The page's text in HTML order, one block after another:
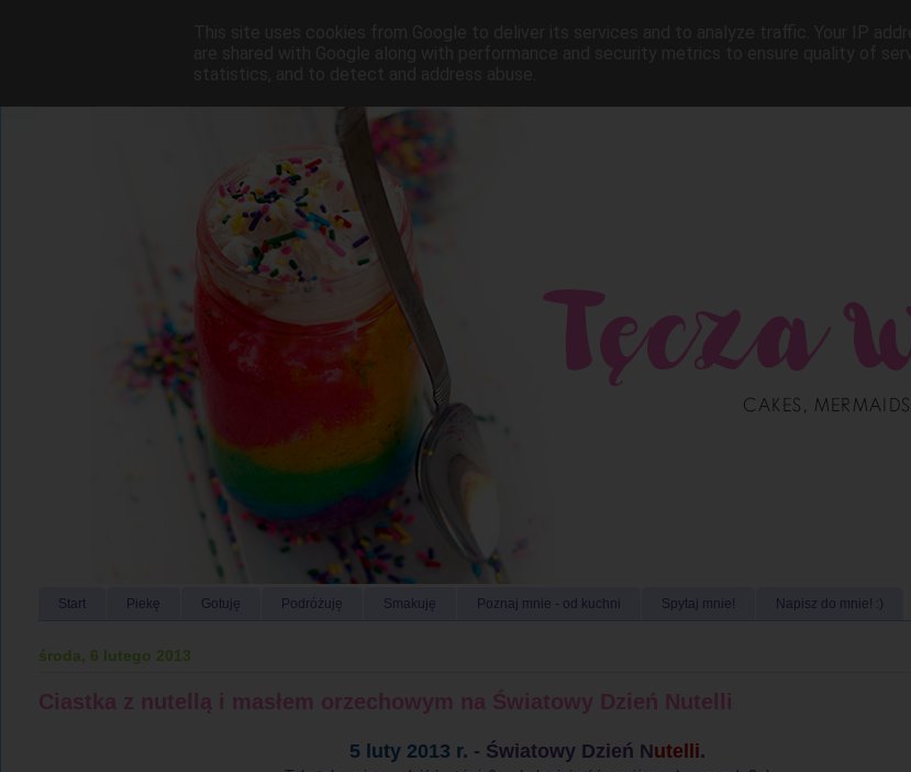
Start Piekę Gotuję Podróżuję Smakuję Poznaj mnie - od kuchni Spytaj mnie! Napisz do mnie! :)
środa, 6 lutego 2013
Ciastka z nutellą i masłem orzechowym na Światowy Dzień Nutelli
5 luty 2013 r. - Światowy Dzień Nutelli.